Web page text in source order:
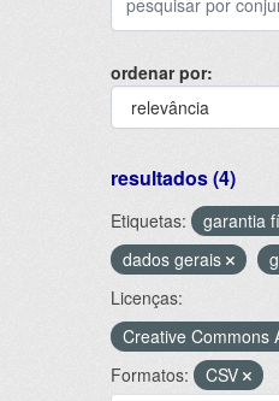
ordenar por
resultados (4)
Etiquetas:
garantia
dados gerais
Licenças:
Creative Commons
Formatos:
CSV